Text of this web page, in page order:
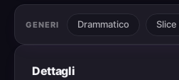
GENERI Drammatico
Dettagli